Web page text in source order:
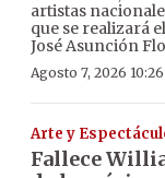
artistas
que se realizará
José Asunción
Agosto 7, 2026
Arte y
Fallece